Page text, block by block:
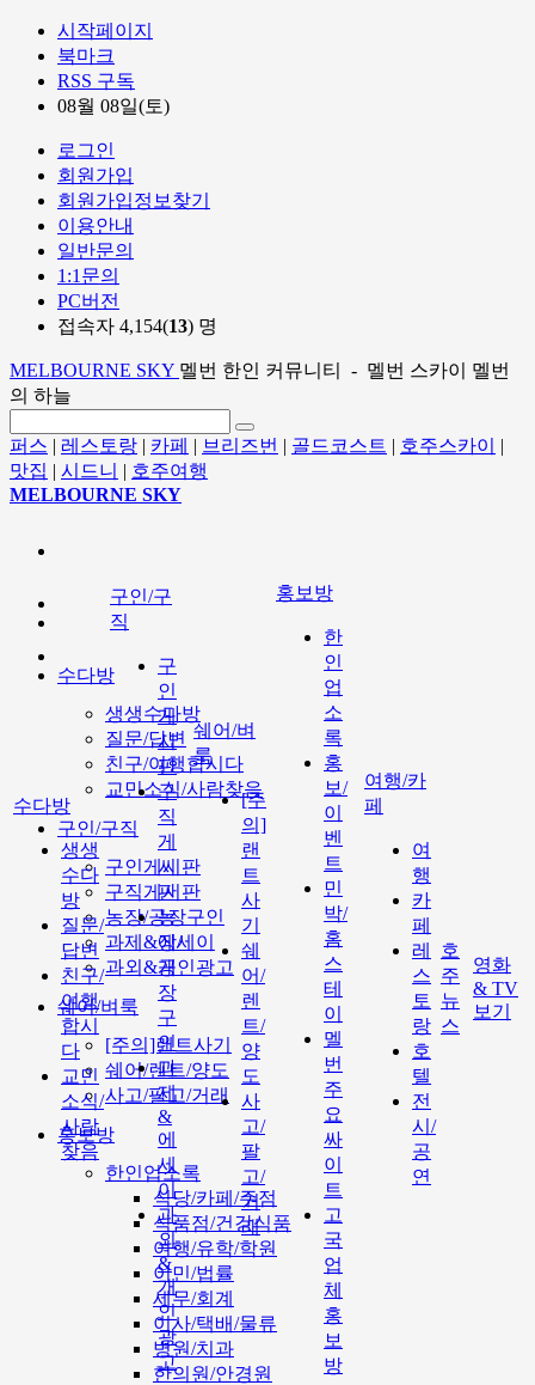
시작페이지
북마크
RSS 구독
08월 08일(토)
로그인
회원가입
회원가입정보찾기
이용안내
일반문의
1:1문의
PC버전
접속자 4,154(13) 명
MELBOURNE SKY 멜번 한인 커뮤니티 - 멜번 스카이 멜번
의 하늘
퍼스 | 레스토랑 | 카페 | 브리즈번 | 골드코스트 | 호주스카이
|
맛집 | 시드니 | 호주여행
MELBOURNE SKY
수다방
생생수다방
질문/답변
친구/여행합시다
교민소식/사람찾음
구인/구직
구인게시판
구직게시판
농장/공장구인
과제&에세이
과외&개인광고
쉐어/벼룩
[주의]랜트사기
쉐어/렌트/양도
사고/팔고/거래
홍보방
한인업소록
식당/카페/주점
식품점/건강식품
여행/유학/학원
이민/법률
세무/회계
이사/택배/물류
병원/치과
한의원/안경원
수다방
생생
수다
방
질문/
답변
친구/
여행
합시
다
교민
소식/
사람
찾음
구인/구
직
구
인
게
시
판
구
직
게
시
판
농
장/
공
장
구
인
과
제
&
에
세
이
과
외
&
개
인
광
고
쉐어/벼
룩
[주
의]
랜
트
사
기
쉐
어/
렌
트/
양
도
사
고/
팔
고/
거
래
홍보방
한
인
업
소
록
홍
보/
이
벤
트
민
박/
홈
스
테
이
멜
번
주
요
싸
이
트
고
국
업
체
홍
보
방
여행/카
페
여
행
카
페
레
스
토
랑
호
텔
전
시/
공
연
호
주
뉴
스
영화
& TV
보기